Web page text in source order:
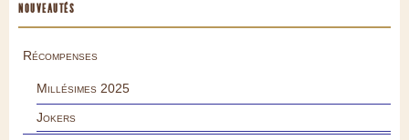
NOUVEAUTÉS
Récompenses
Millésimes 2025
Jokers